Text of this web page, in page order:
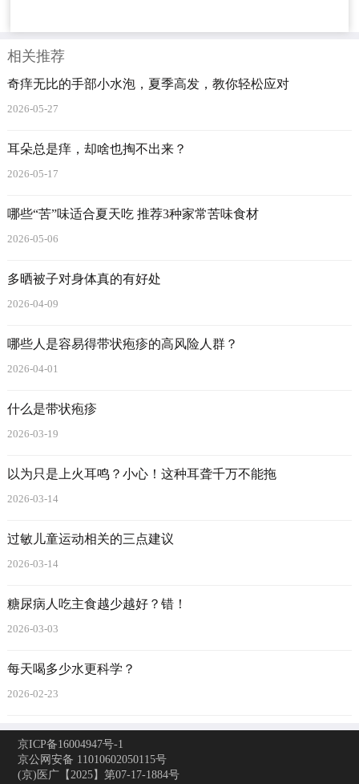
相关推荐
奇痒无比的手部小水泡，夏季高发，教你轻松应对
2026-05-27
耳朵总是痒，却啥也掏不出来？
2026-05-17
哪些“苦”味适合夏天吃 推荐3种家常苦味食材
2026-05-06
多晒被子对身体真的有好处
2026-04-09
哪些人是容易得带状疱疹的高风险人群？
2026-04-01
什么是带状疱疹
2026-03-19
以为只是上火耳鸣？小心！这种耳聋千万不能拖
2026-03-14
过敏儿童运动相关的三点建议
2026-03-14
糖尿病人吃主食越少越好？错！
2026-03-03
每天喝多少水更科学？
2026-02-23
京ICP备16004947号-1
京公网安备 11010602050115号
(京)医广【2025】第07-17-1884号